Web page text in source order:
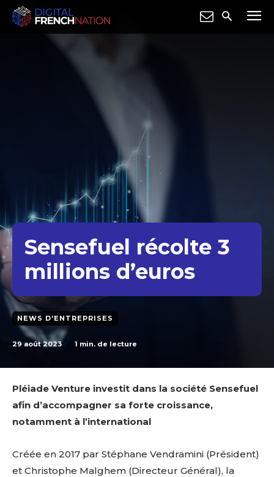
Sensefuel récolte 3
millions d’euros
NEWS D'ENTREPRISES
29 août 2023 1 min. de lecture
Pléiade Venture investit dans la société Sensefuel
afin d’accompagner sa forte croissance,
notamment à l’international
Créée en 2017 par Stéphane Vendramini (Président)
et Christophe Malghem (Directeur Général), la